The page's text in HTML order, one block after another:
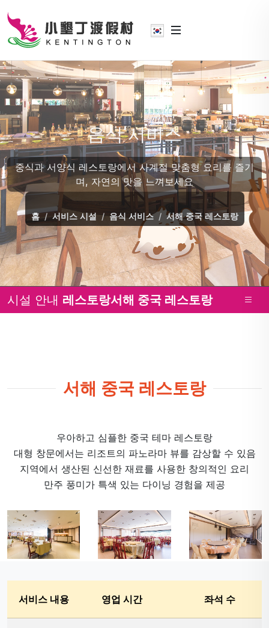
음식 서비스
중식과 서양식 레스토랑에서 사계절 맞춤형 요리를 즐기
며, 자연의 맛을 느껴보세요
홈 서비스 시설 음식 서비스 서해 중국 레스토랑
시설 안내 레스토랑서해 중국 레스토랑
서해 중국 레스토랑
우아하고 심플한 중국 테마 레스토랑
대형 창문에서는 리조트의 파노라마 뷰를 감상할 수 있음
지역에서 생산된 신선한 재료를 사용한 창의적인 요리
만주 풍미가 특색 있는 다이닝 경험을 제공
서비스 내용 영업 시간 좌석 수